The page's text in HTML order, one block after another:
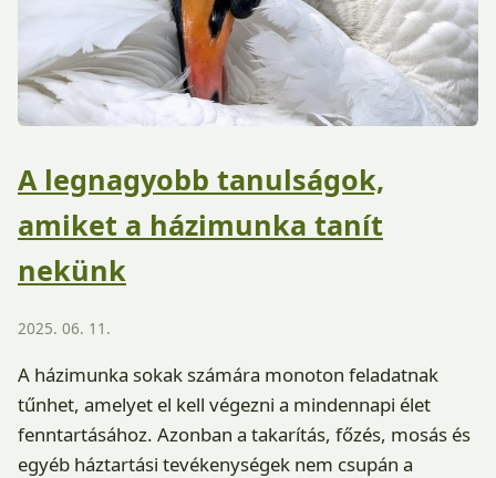
A legnagyobb tanulságok,
amiket a házimunka tanít
nekünk
2025. 06. 11.
A házimunka sokak számára monoton feladatnak
tűnhet, amelyet el kell végezni a mindennapi élet
fenntartásához. Azonban a takarítás, főzés, mosás és
egyéb háztartási tevékenységek nem csupán a